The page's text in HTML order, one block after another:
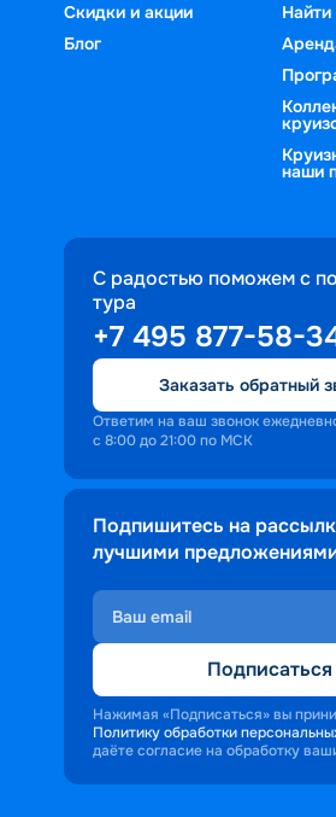
Скидки и акции
Блог
Найти
наши
С радостью поможем с
тура
+7 495 877-58-
Заказать обратный
Ответим на ваш звонок
с 8:00 до 21:00 по МСК
Подпишитесь на
лучшими
Подписаться
Нажимая «Подписаться» вы
Политику обработки
даёте согласие на обработку